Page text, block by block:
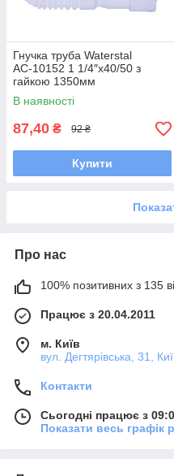
Гнучка труба Waterstal
АС-10152 1 1/4″х40/50 з
гайкою 1350мм
В наявності
87,40 ₴ 92 ₴
Купити
Про нас
100% позитивних з 135
Працює з 20.04.2011
м. Київ
вул. Дегтярівська, 31,
Контакти
Сьогодні працює з
Показати весь графік